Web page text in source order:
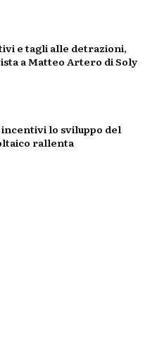
e tagli alle detrazioni,
a Matteo Artero di Soly
incentivi lo sviluppo del
rallenta